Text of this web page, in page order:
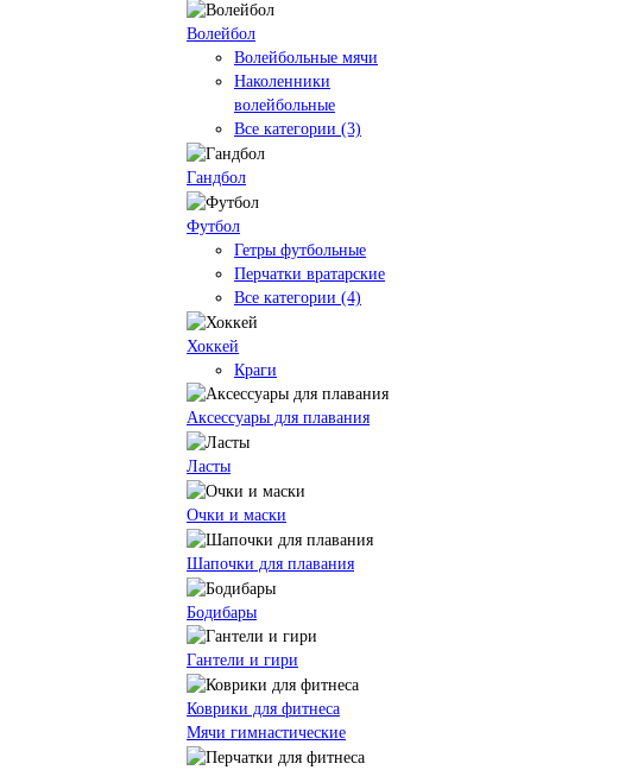
Волейбол
Волейбольные мячи
Наколенники
волейбольные
Все категории (3)
Гандбол
Футбол
Гетры футбольные
Перчатки вратарские
Все категории (4)
Хоккей
Краги
Аксессуары для плавания
Ласты
Очки и маски
Шапочки для плавания
Бодибары
Гантели и гири
Коврики для фитнеса
Мячи гимнастические